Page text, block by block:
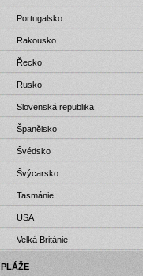
Portugalsko
Rakousko
Řecko
Rusko
Slovenská republika
Španělsko
Švédsko
Švýcarsko
Tasmánie
USA
Velká Británie
PLÁŽE